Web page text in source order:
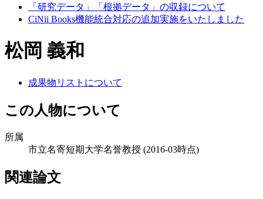
「研究データ」「根拠データ」の収録について
CiNii Books機能統合対応の追加実施をいたしました
松岡 義和
成果物リストについて
この人物について
所属
市立名寄短期大学名誉教授 (2016-03時点)
関連論文